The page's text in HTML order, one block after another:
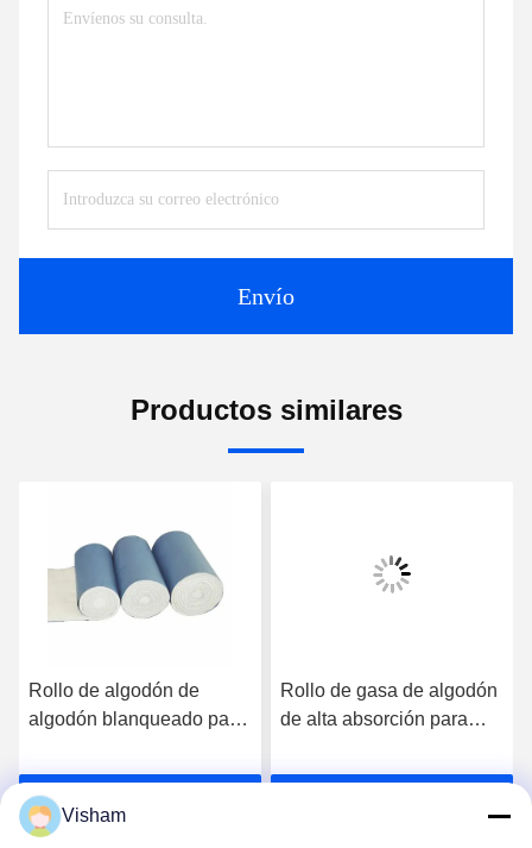
Envío
Productos similares
Rollo de algodón de
algodón blanqueado para
material ecológico
Rollo de gasa de algodón
de alta absorción para
médicos
Visham